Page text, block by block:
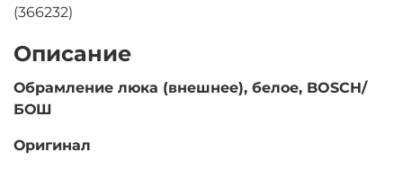
(366232)
Описание
Обрамление люка (внешнее), белое, BOSCH/
БОШ
Оригинал